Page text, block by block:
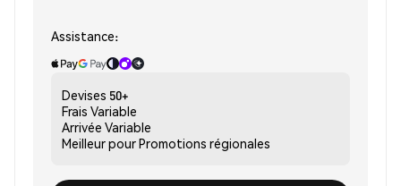
Assistance:
Devises 50+
Frais Variable
Arrivée Variable
Meilleur pourPromotions régionales